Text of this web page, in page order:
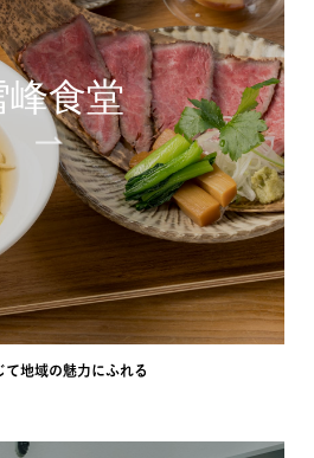
峰食堂
て地域の魅力にふれる